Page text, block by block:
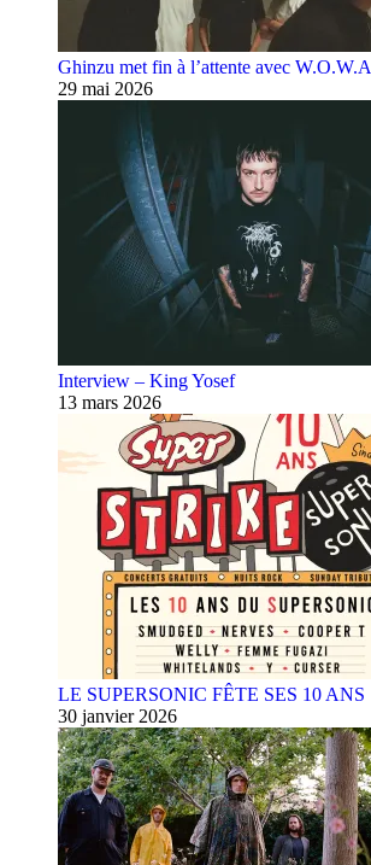
Ghinzu met fin à l’attente avec W.O.W.A
29 mai 2026
Interview – King Yosef
13 mars 2026
LE SUPERSONIC FÊTE SES 10 ANS
30 janvier 2026